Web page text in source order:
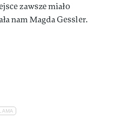
zawsze miało
nam Magda Gessler.